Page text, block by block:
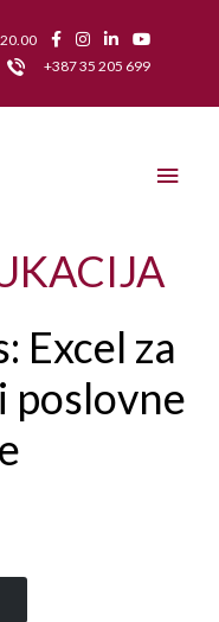
+387 35 205 699
Excel za
poslovne